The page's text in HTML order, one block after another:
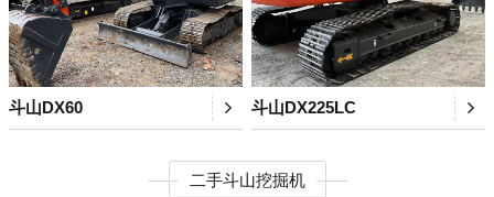
斗山DX60 斗山DX225LC
二手斗山挖掘机